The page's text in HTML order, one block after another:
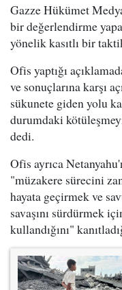
Gazze Hükümet
bir değerlendirme
yönelik kasıtlı bir
Ofis yaptığı
ve sonuçlarına karşı
sükunete giden yolu
durumdaki
dedi.
Ofis ayrıca
"müzakere sürecini
hayata geçirmek ve
savaşını sürdürmek
kullandığını"